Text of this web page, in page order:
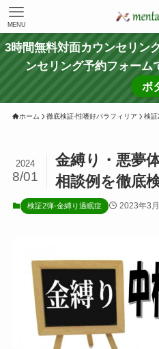
MENU
3時間無料対面カウンセリン
ンセリング予約フォーム
ボ
ホーム 徹底検証-性嗜好パラフィリア 検証
金縛り・悪夢
相談例を徹底
2024
8/01
検証2弾-金縛り過眠症 2023年3